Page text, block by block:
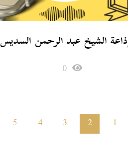
الشيخ عبد الرحمن السديس
1
2
3
4
5